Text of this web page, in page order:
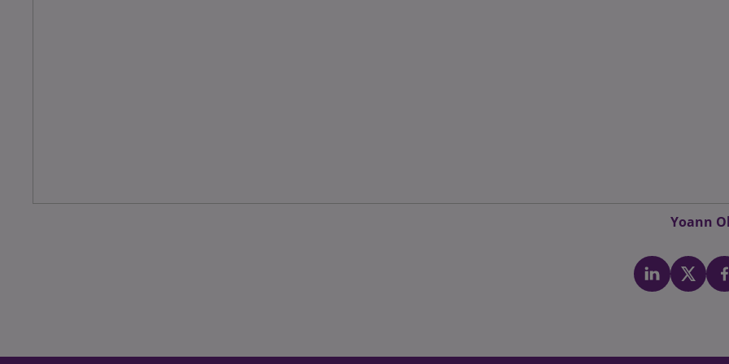
Yoann